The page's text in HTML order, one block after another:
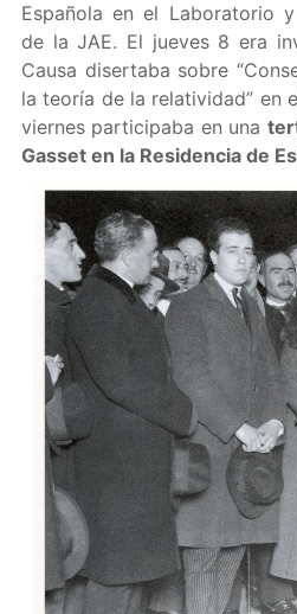
Española en el Laboratorio
de la JAE. El jueves 8 era
Causa disertaba sobre
la teoría de la relatividad” en
viernes participaba en una
Gasset en la Residencia de